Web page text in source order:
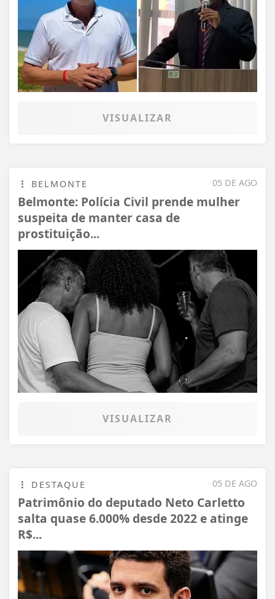
VISUALIZAR
05 DE AGO
BELMONTE
Belmonte: Polícia Civil prende mulher
suspeita de manter casa de
prostituição...
VISUALIZAR
05 DE AGO
DESTAQUE
Patrimônio do deputado Neto Carletto
salta quase 6.000% desde 2022 e atinge
R$...